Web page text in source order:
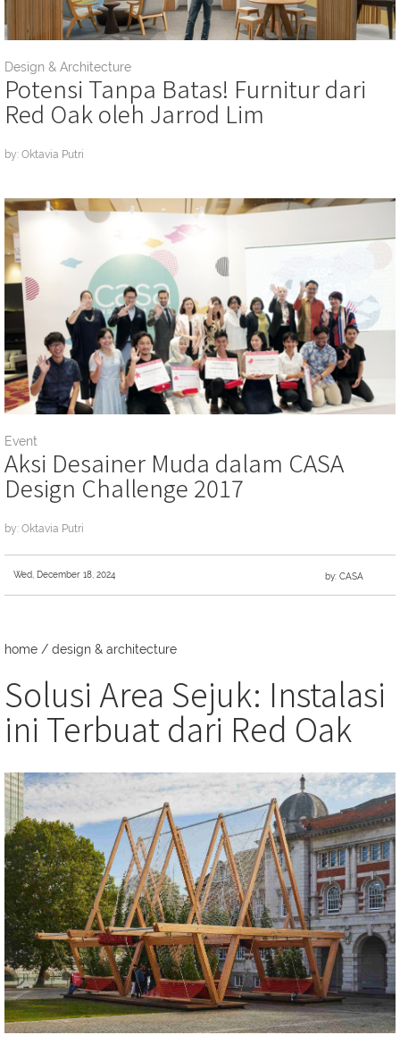
Design & Architecture
Potensi Tanpa Batas! Furnitur dari
Red Oak oleh Jarrod Lim
by: Oktavia Putri
Event
Aksi Desainer Muda dalam CASA
Design Challenge 2017
by: Oktavia Putri
Wed, December 18, 2024 by: CASA
home / design & architecture
Solusi Area Sejuk: Instalasi
ini Terbuat dari Red Oak